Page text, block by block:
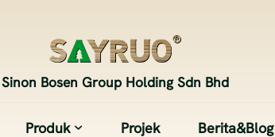
Sinon Bosen Group Holding Sdn Bhd
Produk Projek Berita&Blog